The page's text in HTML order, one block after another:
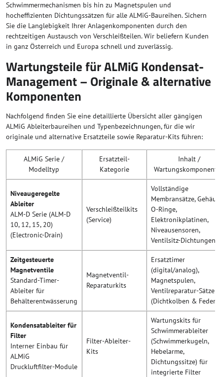
Schwimmermechanismen bis hin zu Magnetspulen und
hocheffizienten Dichtungssätzen für alle ALMiG-Baureihen. Sichern
Sie die Langlebigkeit Ihrer Anlagenkomponenten durch den
rechtzeitigen Austausch von Verschleißteilen. Wir beliefern Kunden
in ganz Österreich und Europa schnell und zuverlässig.
Wartungsteile für ALMiG Kondensat-
Management – Originale & alternative
Komponenten
Nachfolgend finden Sie eine detaillierte Übersicht aller gängigen
ALMiG Ableiterbaureihen und Typenbezeichnungen, für die wir
originale und alternative Ersatzteile sowie Reparatur-Kits führen:
ALMiG Serie /
Modelltyp
Ersatzteil-
Kategorie
Inhalt /
Niveaugeregelte
Ableiter
ALM-D Serie (ALM-D
10, 12, 15, 20)
(Electronic-Drain)
Verschleißteilkits
(Service)
Vollständige
Membransätze,
O-Ringe,
Elektronikplatinen,
Niveausensoren,
Ventilsitz-Dichtungen
Zeitgesteuerte
Magnetventile
Standard-Timer-
Ableiter für
Behälterentwässerung
Magnetventil-
Reparaturkits
Ersatztimer
(digital/analog),
Magnetspulen,
Ventilreparatur-Sätze
(Dichtkolben & Federn)
Kondensatableiter für
Filter
Interner Einbau für
ALMiG
Druckluftfilter-Module
Filter-Ableiter-
Kits
Wartungskits für
Schwimmerableiter
(Schwimmerkugeln,
Hebelarme,
Dichtungssitze) für
integrierte Filter